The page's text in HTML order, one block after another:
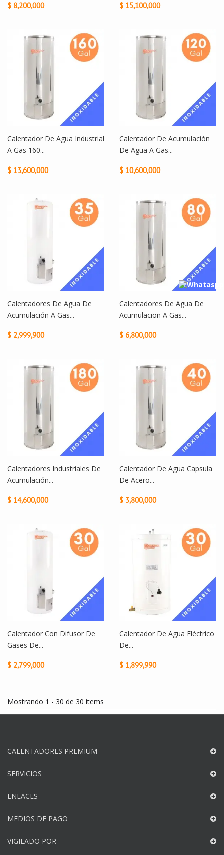
$ 8,200,000 $ 15,100,000
Calentador De Agua Industrial
A Gas 160...
$ 13,600,000
Calentador De Acumulación
De Agua A Gas...
$ 10,600,000
Calentadores De Agua De
Acumulación A Gas...
$ 2,999,900
Calentadores De Agua De
Acumulacion A Gas...
$ 6,800,000
Calentadores Industriales De
Acumulación...
$ 14,600,000
Calentador De Agua Capsula
De Acero...
$ 3,800,000
Calentador Con Difusor De
Gases De...
$ 2,799,000
Calentador De Agua Eléctrico
De...
$ 1,899,990
Mostrando 1 - 30 de 30 items
CALENTADORES PREMIUM
SERVICIOS
ENLACES
MEDIOS DE PAGO
VIGILADO POR